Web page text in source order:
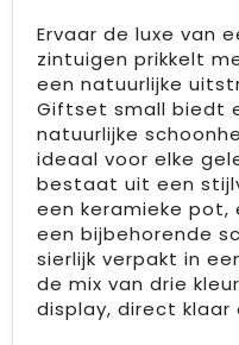
Ervaar de luxe van
zintuigen prikkelt
een natuurlijke
Giftset small biedt
natuurlijke
ideaal voor elke
bestaat uit een
een keramieke pot,
een bijbehorende
sierlijk verpakt in
de mix van drie
display, direct